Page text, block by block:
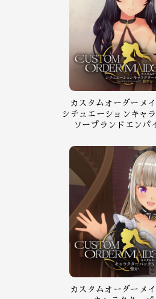
カスタムオーダーメ
シチュエーションキャ
ソープランドエンパ
カスタムオーダーメ